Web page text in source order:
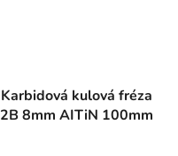
Karbidová kulová fréza
2B 8mm AITiN 100mm